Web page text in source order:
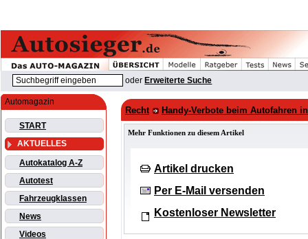
oder Erweiterte Suche
Automagazin
START
AKTUELLES
Autokatalog A-Z
Autotest
Fahrzeugklassen
News
Videos
Recht Handy-Verbote beim Autofahren
Mehr Funktionen zu diesem Artikel
Artikel drucken
Per E-Mail versenden
Kostenloser Newsletter